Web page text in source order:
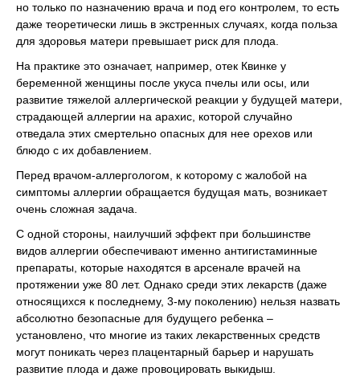
но только по назначению врача и под его контролем, то есть
даже теоретически лишь в экстренных случаях, когда польза
для здоровья матери превышает риск для плода.
На практике это означает, например, отек Квинке у
беременной женщины после укуса пчелы или осы, или
развитие тяжелой аллергической реакции у будущей матери,
страдающей аллергии на арахис, которой случайно
отведала этих смертельно опасных для нее орехов или
блюдо с их добавлением.
Перед врачом-аллергологом, к которому с жалобой на
симптомы аллергии обращается будущая мать, возникает
очень сложная задача.
С одной стороны, наилучший эффект при большинстве
видов аллергии обеспечивают именно антигистаминные
препараты, которые находятся в арсенале врачей на
протяжении уже 80 лет. Однако среди этих лекарств (даже
относящихся к последнему, 3-му поколению) нельзя назвать
абсолютно безопасные для будущего ребенка –
установлено, что многие из таких лекарственных средств
могут поникать через плацентарный барьер и нарушать
развитие плода и даже провоцировать выкидыш.